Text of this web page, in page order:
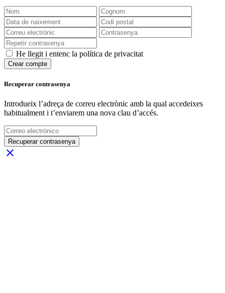
He llegit i entenc la política de privacitat
Crear compte
Recuperar contrasenya
Introdueix l’adreça de correu electrònic amb la qual accedeixes
habitualment i t’enviarem una nova clau d’accés.
Recuperar contrasenya
close